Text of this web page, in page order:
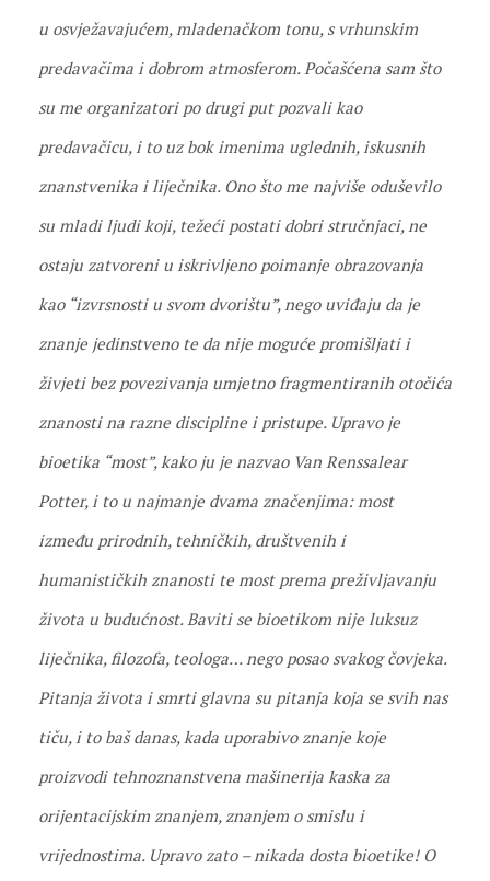
u osvježavajućem, mladenačkom tonu, s vrhunskim
predavačima i dobrom atmosferom. Počašćena sam što
su me organizatori po drugi put pozvali kao
predavačicu, i to uz bok imenima uglednih, iskusnih
znanstvenika i liječnika. Ono što me najviše oduševilo
su mladi ljudi koji, težeći postati dobri stručnjaci, ne
ostaju zatvoreni u iskrivljeno poimanje obrazovanja
kao “izvrsnosti u svom dvorištu”, nego uviđaju da je
znanje jedinstveno te da nije moguće promišljati i
živjeti bez povezivanja umjetno fragmentiranih otočića
znanosti na razne discipline i pristupe. Upravo je
bioetika “most”, kako ju je nazvao Van Renssalear
Potter, i to u najmanje dvama značenjima: most
između prirodnih, tehničkih, društvenih i
humanističkih znanosti te most prema preživljavanju
života u budućnost. Baviti se bioetikom nije luksuz
liječnika, filozofa, teologa… nego posao svakog čovjeka.
Pitanja života i smrti glavna su pitanja koja se svih nas
tiču, i to baš danas, kada uporabivo znanje koje
proizvodi tehnoznanstvena mašinerija kaska za
orijentacijskim znanjem, znanjem o smislu i
vrijednostima. Upravo zato – nikada dosta bioetike! O